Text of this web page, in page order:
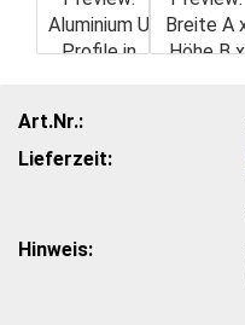
Art.Nr.:
Lieferzeit:
Hinweis: